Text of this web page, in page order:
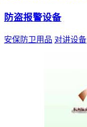
防盗报警设备
安保防卫用品 对讲设备